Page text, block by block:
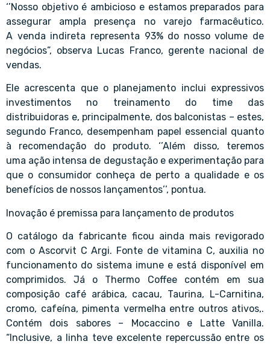
‘’Nosso objetivo é ambicioso e estamos preparados para
assegurar ampla presença no varejo farmacêutico.
A venda indireta representa 93% do nosso volume de
negócios”, observa Lucas Franco, gerente nacional de
vendas.
Ele acrescenta que o planejamento inclui expressivos
investimentos no treinamento do time das
distribuidoras e, principalmente, dos balconistas – estes,
segundo Franco, desempenham papel essencial quanto
à recomendação do produto. ‘’Além disso, teremos
uma ação intensa de degustação e experimentação para
que o consumidor conheça de perto a qualidade e os
benefícios de nossos lançamentos’’, pontua.
Inovação é premissa para lançamento de produtos
O catálogo da fabricante ficou ainda mais revigorado
com o Ascorvit C Argi. Fonte de vitamina C, auxilia no
funcionamento do sistema imune e está disponível em
comprimidos. Já o Thermo Coffee contém em sua
composição café arábica, cacau, Taurina, L-Carnitina,
cromo, cafeína, pimenta vermelha entre outros ativos,.
Contém dois sabores – Mocaccino e Latte Vanilla.
“Inclusive, a linha teve excelente repercussão entre os